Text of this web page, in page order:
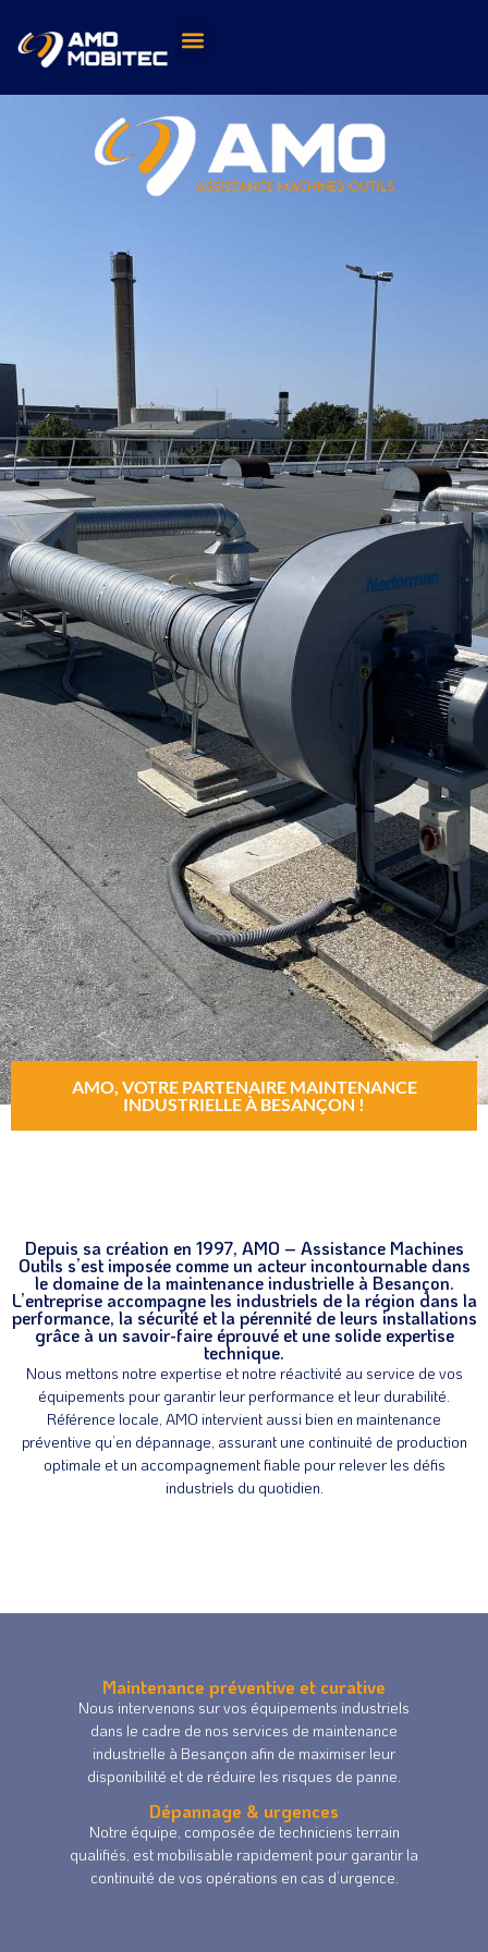
AMO, VOTRE PARTENAIRE MAINTENANCE
INDUSTRIELLE À BESANÇON !
Depuis sa création en 1997, AMO – Assistance Machines
Outils s’est imposée comme un acteur incontournable dans
le domaine de la maintenance industrielle à Besançon.
L’entreprise accompagne les industriels de la région dans la
performance, la sécurité et la pérennité de leurs installations
grâce à un savoir-faire éprouvé et une solide expertise
technique.
Nous mettons notre expertise et notre réactivité au service de vos
équipements pour garantir leur performance et leur durabilité.
Référence locale, AMO intervient aussi bien en maintenance
préventive qu’en dépannage, assurant une continuité de production
optimale et un accompagnement fiable pour relever les défis
industriels du quotidien.
Maintenance préventive et curative
Nous intervenons sur vos équipements industriels
dans le cadre de nos services de maintenance
industrielle à Besançon afin de maximiser leur
disponibilité et de réduire les risques de panne.
Dépannage & urgences
Notre équipe, composée de techniciens terrain
qualifiés, est mobilisable rapidement pour garantir la
continuité de vos opérations en cas d’urgence.